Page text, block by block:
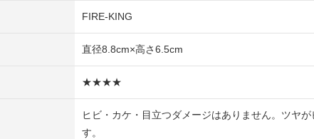
FIRE-KING
直径8.8cm×高さ6.5cm
★★★★
ヒビ・カケ・目立つダメージはありません。ツヤ
す。